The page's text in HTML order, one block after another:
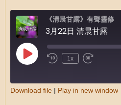
《清晨甘露》有聲靈修
3月22日 清晨甘露
1x
Download file | Play in new window